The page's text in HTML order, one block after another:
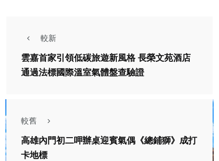
較新
雲嘉首家引領低碳旅遊新風格 長榮文苑酒店
通過法標國際溫室氣體盤查驗證
較舊
高雄內門初二呷辦桌迎賓氣偶《總鋪獅》成打
卡地標